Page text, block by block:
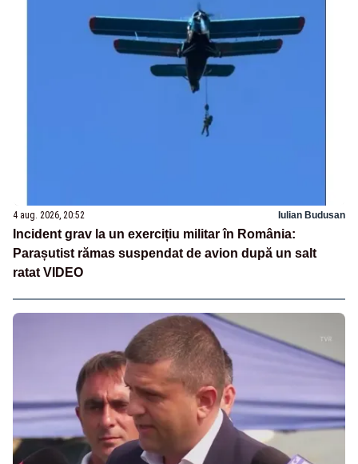
4 aug. 2026, 20:52 Iulian Budusan
Incident grav la un exercițiu militar în România:
Parașutist rămas suspendat de avion după un salt
ratat VIDEO